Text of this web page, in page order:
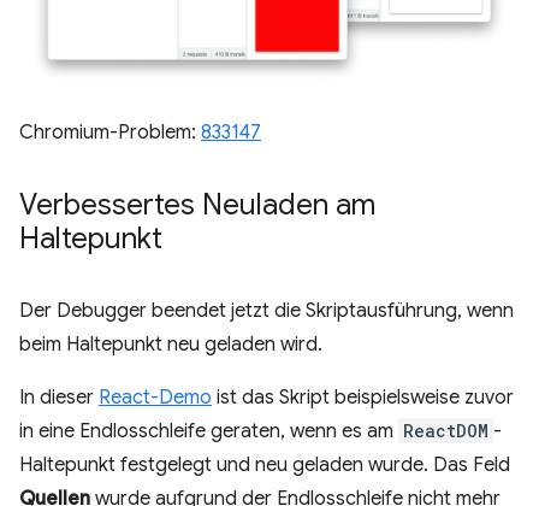
Chromium-Problem: 833147
Verbessertes Neuladen am
Haltepunkt
Der Debugger beendet jetzt die Skriptausführung, wenn
beim Haltepunkt neu geladen wird.
In dieser React-Demo ist das Skript beispielsweise zuvor
in eine Endlosschleife geraten, wenn es am ReactDOM -
Haltepunkt festgelegt und neu geladen wurde. Das Feld
Quellen wurde aufgrund der Endlosschleife nicht mehr